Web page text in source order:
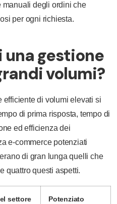
manuali degli ordini che
per ogni richiesta.
una gestione
volumi?
efficiente di volumi elevati si
di prima risposta, tempo di
ed efficienza dei
e-commerce potenziati
di gran lunga quelli che
quattro questi aspetti.
settore
Potenziato